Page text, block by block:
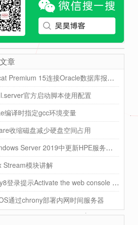
章
Navicat Premium 15连接Oracle数据库报错ORA-28547
官方启动脚本使用配置
编译时指定gcc环境变量
收缩磁盘减少硬盘空间占用
在Windows Server 2019中更新HPE服务器的BIOS
Stream模块讲解
Rocky8登录提示Activate the web console with cockpit
通过chrony部署内网时间服务器